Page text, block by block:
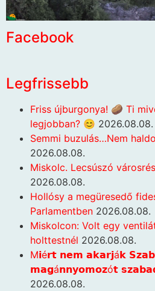
Facebook
Legfrissebb
Friss újburgonya! 🥔 Ti
legjobban? 😊 2026.08.08.
Semmi buzulás…Nem
2026.08.08.
Miskolc. Lecsúszó
2026.08.08.
Hollósy a megüresedő
Parlamentben 2026.08.08.
Miskolcon: Volt egy
holttestnél 2026.08.08.
M𝗶é𝗿𝘁 𝗻𝗲𝗺 𝗮𝗸𝗮𝗿𝗷á𝗸
𝗺𝗮𝗴á𝗻𝗻𝘆𝗼𝗺𝗼𝘇ó𝘁
2026.08.08.